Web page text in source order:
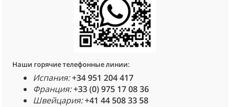
Наши горячие телефонные линии:
Испания:+34 951 204 417
Франция:+33 (0) 975 17 08 36
Швейцария:+41 44 508 33 58